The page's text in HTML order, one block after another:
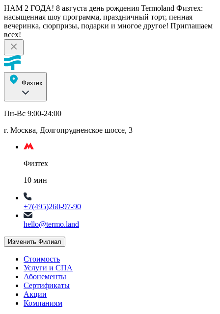
НАМ 2 ГОДА! 8 августа день рождения Termoland Физтех:
насыщенная шоу программа, праздничный торт, пенная
вечеринка, сюрпризы, подарки и многое другое! Приглашаем
всех!
Физтех
Пн-Вс 9:00-24:00
г. Москва, Долгопрудненское шоссе, 3
Физтех
10 мин
+7(495)260-97-90
hello@termo.land
Изменить Филиал
Стоимость
Услуги и СПА
Абонементы
Сертификаты
Акции
Компаниям